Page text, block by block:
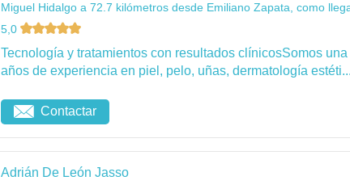
Miguel Hidalgo a 72.7 kilómetros desde Emiliano Zapata, como
5,0
Tecnología y tratamientos con resultados clínicosSomos
años de experiencia en piel, pelo, uñas, dermatología estéti...
Contactar
Adrián De León Jasso